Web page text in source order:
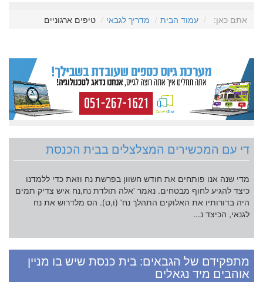
אתם כאן: עמוד הבית מדריך לגבאי טיפים ארגוניים
די עם המכשירים המצלצלים בבית הכנסת
מדי שנה אנו פותחים את חודש חשוון בפרשת נח וזאת כדי ללמדנו
כיצד להגיע לחוף מבטחים. נאמר 'אלה תולדת נח,נח איש צדיק תמים
היה בדורותיו את האלוקים התהלך נח' (ו,ט). הס מלדרוש את נח
לגנאי, הכיצד נ...
מתפקידם של הגבאים: בית כנסת שיש בו מניין
אוהבים מיד נגאלים